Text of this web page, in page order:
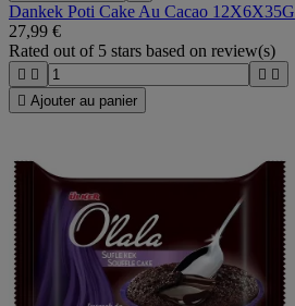
Dankek Poti Cake Au Cacao 12X6X35G
27,99 €
Rated out of 5 stars based on review(s)
   
 Ajouter au panier